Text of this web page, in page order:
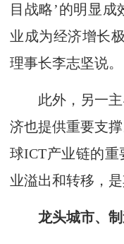
目战略’的明显
业成为经济增长
理事长李志坚说。
此外，另一主
济也提供重要支
球ICT产业链的
业溢出和转移，是
龙头城市、